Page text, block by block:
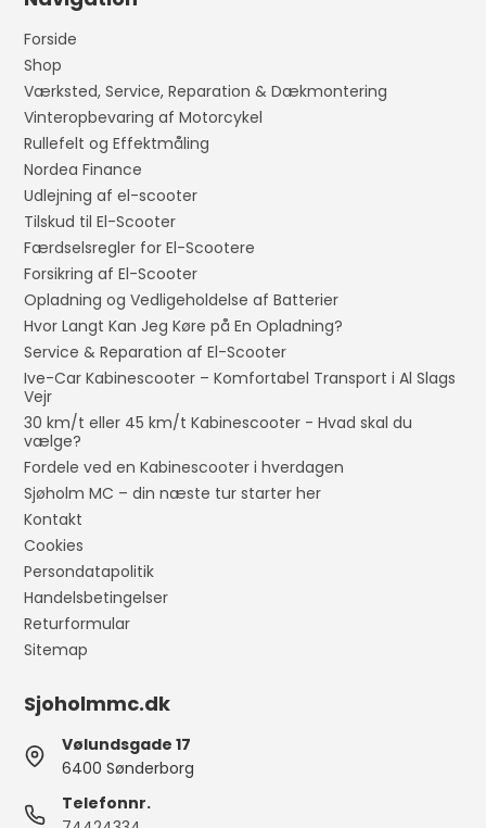
Forside
Shop
Værksted, Service, Reparation & Dækmontering
Vinteropbevaring af Motorcykel
Rullefelt og Effektmåling
Nordea Finance
Udlejning af el-scooter
Tilskud til El-Scooter
Færdselsregler for El-Scootere
Forsikring af El-Scooter
Opladning og Vedligeholdelse af Batterier
Hvor Langt Kan Jeg Køre på En Opladning?
Service & Reparation af El-Scooter
Ive-Car Kabinescooter – Komfortabel Transport i Al Slags
Vejr
30 km/t eller 45 km/t Kabinescooter - Hvad skal du
vælge?
Fordele ved en Kabinescooter i hverdagen
Sjøholm MC – din næste tur starter her
Kontakt
Cookies
Persondatapolitik
Handelsbetingelser
Returformular
Sitemap
Sjoholmmc.dk
Vølundsgade 17
6400 Sønderborg
Telefonnr.